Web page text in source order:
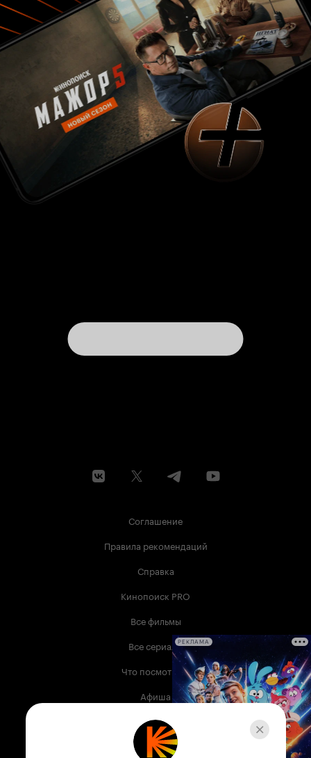
Соглашение
Правила рекомендаций
Справка
Кинопоиск PRO
Все фильмы
Все сериалы
Что посмотреть
Афиша
Музыка
Телепрограмма
РЕКЛАМА